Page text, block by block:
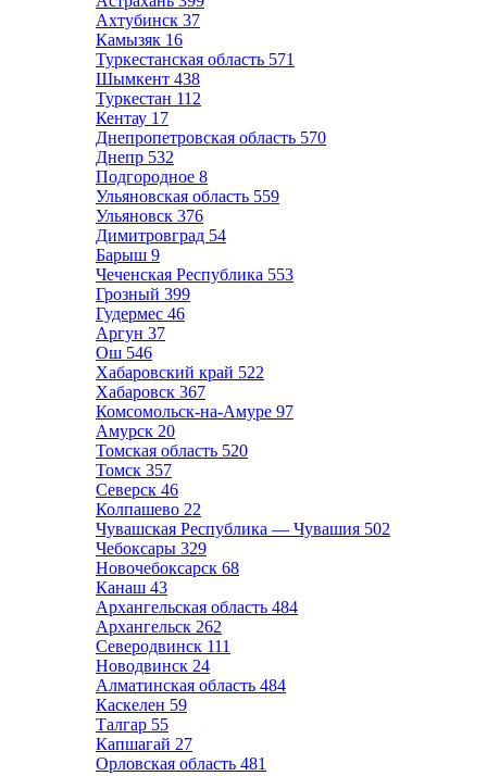
Ахтубинск 37
Камызяк 16
Туркестанская область 571
Шымкент 438
Туркестан 112
Кентау 17
Днепропетровская область 570
Днепр 532
Подгородное 8
Ульяновская область 559
Ульяновск 376
Димитровград 54
Барыш 9
Чеченская Республика 553
Грозный 399
Гудермес 46
Аргун 37
Ош 546
Хабаровский край 522
Хабаровск 367
Комсомольск-на-Амуре 97
Амурск 20
Томская область 520
Томск 357
Северск 46
Колпашево 22
Чувашская Республика — Чувашия 502
Чебоксары 329
Новочебоксарск 68
Канаш 43
Архангельская область 484
Архангельск 262
Северодвинск 111
Новодвинск 24
Алматинская область 484
Каскелен 59
Талгар 55
Капшагай 27
Орловская область 481